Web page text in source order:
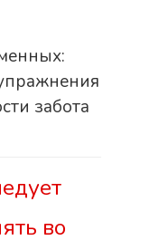
забота
во